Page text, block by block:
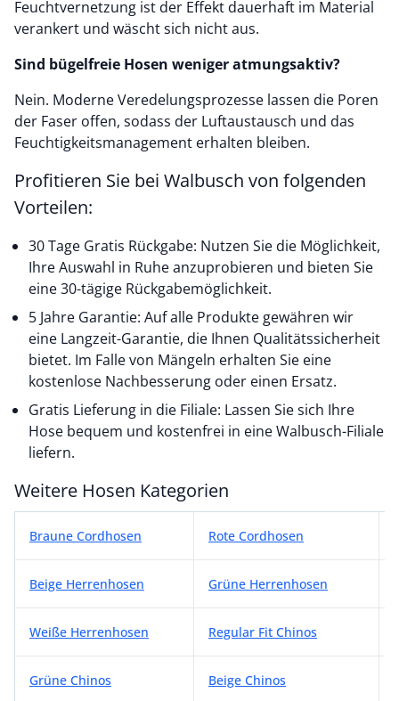
Feuchtvernetzung ist der Effekt dauerhaft im Material
verankert und wäscht sich nicht aus.
Sind bügelfreie Hosen weniger atmungsaktiv?
Nein. Moderne Veredelungsprozesse lassen die Poren
der Faser offen, sodass der Luftaustausch und das
Feuchtigkeitsmanagement erhalten bleiben.
Profitieren Sie bei Walbusch von folgenden
Vorteilen:
30 Tage Gratis Rückgabe: Nutzen Sie die Möglichkeit,
Ihre Auswahl in Ruhe anzuprobieren und bieten Sie
eine 30-tägige Rückgabemöglichkeit.
5 Jahre Garantie: Auf alle Produkte gewähren wir
eine Langzeit-Garantie, die Ihnen Qualitätssicherheit
bietet. Im Falle von Mängeln erhalten Sie eine
kostenlose Nachbesserung oder einen Ersatz.
Gratis Lieferung in die Filiale: Lassen Sie sich Ihre
Hose bequem und kostenfrei in eine Walbusch-Filiale
liefern.
Weitere Hosen Kategorien
Braune Cordhosen Rote Cordhosen
Beige Herrenhosen Grüne Herrenhosen
Weiße Herrenhosen Regular Fit Chinos
Grüne Chinos Beige Chinos